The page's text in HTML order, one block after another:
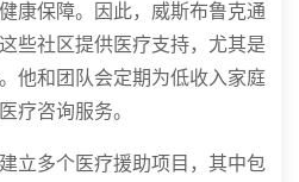
康保障。因此，威斯布鲁克通
些社区提供医疗支持，尤其是
他和团队会定期为低收入家庭
疗咨询服务。
立多个医疗援助项目，其中包